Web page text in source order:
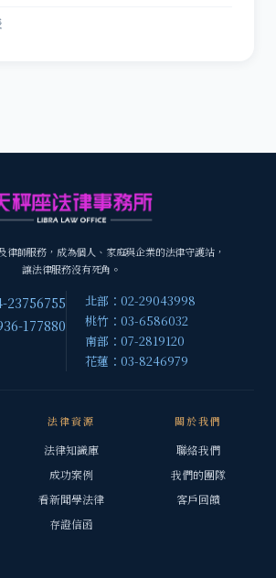
律師服務，成為個人、家庭與企業的法律守護站，
讓法律服務沒有死角。
23756755
177880
北部：02-29043998
桃竹：03-6586032
南部：07-2819120
花蓮：03-8246979
法律資源
法律知識庫
成功案例
看新聞學法律
存證信函
關於我們
聯絡我們
我們的團隊
客戶回饋